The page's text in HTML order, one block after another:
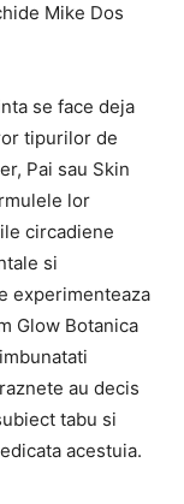
Mike Dos
se face deja
tipurilor de
Pai sau Skin
lor
circadiene
si
experimenteaza
Glow Botanica
au decis
tabu si
acestuia.